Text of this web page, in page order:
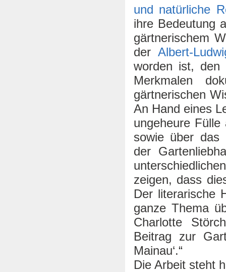
und natürliche
ihre Bedeutung
gärtnerischem
der Albert-
worden ist, den
Merkmalen
gärtnerischen
An Hand eines
ungeheure
sowie über das
der
zeigen, dass
Der literarische
ganze Thema
Charlotte
Beitrag zur
Mainau‘.“
Die Arbeit steht